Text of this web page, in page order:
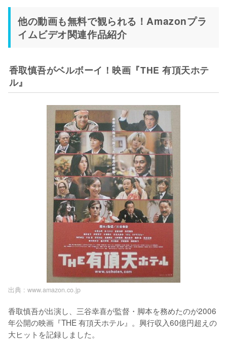
他の動画も無料で観られる！Amazonプラ
イムビデオ関連作品紹介
香取慎吾がベルボーイ！映画『THE 有頂天ホテ
ル』
出典 : www.amazon.co.jp
香取慎吾が出演し、三谷幸喜が監督・脚本を務めたのが2006
年公開の映画『THE 有頂天ホテル』。興行収入60億円超えの
大ヒットを記録しました。